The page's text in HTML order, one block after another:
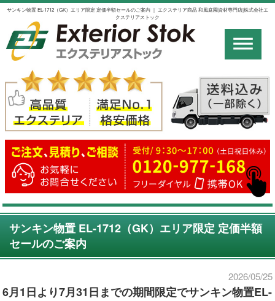
サンキン物置 EL-1712（GK）エリア限定 定価半額セールのご案内 ｜ エクステリア商品 和風庭園資材専門店|株式会社エ
クステリアストック
サンキン物置 EL-1712（GK）エリア限定 定価半額
セールのご案内
2026/05/25
6月1日より7月31日までの期間限定でサンキン物置EL-